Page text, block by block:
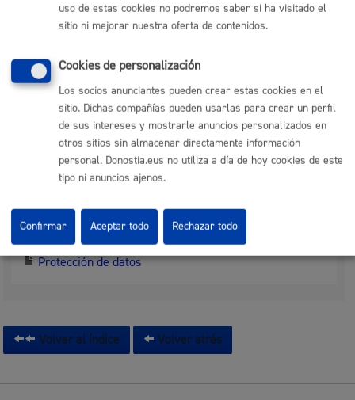
La requerida en la tramitación o cualquier otra que el
interesado quiera aportar.
Responsable de la tramitación
Departamento: Dirección de Presidencia
Protección de datos
Protección de datos
Volver al índice Volver atrás
uso de estas cookies no podremos saber si ha visitado el
sitio ni mejorar nuestra oferta de contenidos.
Cookies de personalización
Los socios anunciantes pueden crear estas cookies en el
sitio. Dichas compañías pueden usarlas para crear un perfil
de sus intereses y mostrarle anuncios personalizados en
otros sitios sin almacenar directamente información
personal. Donostia.eus no utiliza a día de hoy cookies de este
tipo ni anuncios ajenos.
Rechazar todo
Confirmar Aceptar todo